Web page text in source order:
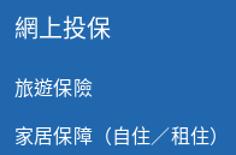
網上投保
旅遊保險
家居保障（自住／租住）